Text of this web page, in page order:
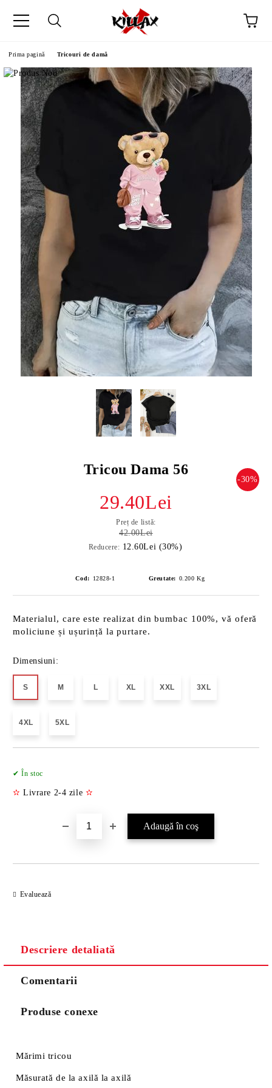
Prima pagină Tricouri de damă
Tricou Dama 56
-30%
29.40Lei
Preț de listă:
42.00Lei
Reducere: 12.60Lei (30%)
Cod: 12828-1 Greutate: 0.200 Kg
Materialul, care este realizat din bumbac 100%, vă oferă
moliciune și ușurință la purtare.
Dimensiuni:
S M L XL XXL 3XL
4XL 5XL
✔ În stoc
✫ Livrare 2-4 zile ✫
Evaluează
Descriere detaliată
Comentarii
Produse conexe
Mărimi tricou
Măsurată de la axilă la axilă